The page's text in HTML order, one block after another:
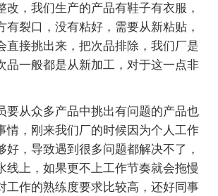
改，我们生产的产品有鞋子有衣服，
有裂口，没有粘好，需要从新粘贴，
直接挑出来，把次品排除，我们厂是
品一般都是从新加工，对于这一点非
要从众多产品中挑出有问题的产品也
情，刚来我们厂的时候因为个人工作
好，导致遇到很多问题都解决不了，
线上，如果更不上工作节奏就会拖慢
工作的熟练度要求比较高，还好同事